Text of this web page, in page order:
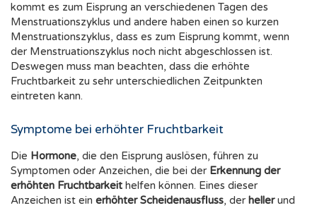
kommt es zum Eisprung an verschiedenen Tagen des
Menstruationszyklus und andere haben einen so kurzen
Menstruationszyklus, dass es zum Eisprung kommt, wenn
der Menstruationszyklus noch nicht abgeschlossen ist.
Deswegen muss man beachten, dass die erhöhte
Fruchtbarkeit zu sehr unterschiedlichen Zeitpunkten
eintreten kann.
Symptome bei erhöhter Fruchtbarkeit
Die Hormone, die den Eisprung auslösen, führen zu
Symptomen oder Anzeichen, die bei der Erkennung der
erhöhten Fruchtbarkeit helfen können. Eines dieser
Anzeichen ist ein erhöhter Scheidenausfluss, der hellerund